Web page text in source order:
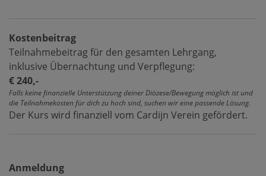
Kostenbeitrag
Teilnahmebeitrag für den gesamten Lehrgang,
inklusive Übernachtung und Verpflegung:
€ 240,-
Falls keine finanzielle Unterstützung deiner Diözese/Bewegung möglich ist und
die Teilnahmekosten für dich zu hoch sind, suchen wir eine passende Lösung.
Der Kurs wird finanziell vom Cardijn Verein gefördert.
Anmeldung